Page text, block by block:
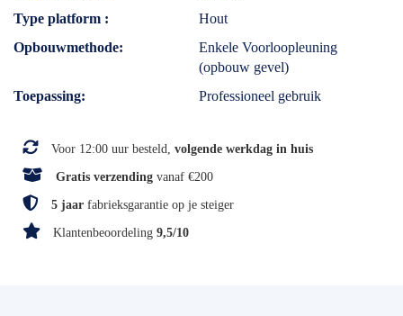
Type platform
Hout
Opbouwmethode
Enkele Voorloopleuning
(opbouw gevel)
Toepassing
Professioneel gebruik
Voor 12:00 uur besteld, volgende werkdag in huis
Gratis verzending vanaf €200
5 jaar fabrieksgarantie op je steiger
Klantenbeoordeling 9,5/10